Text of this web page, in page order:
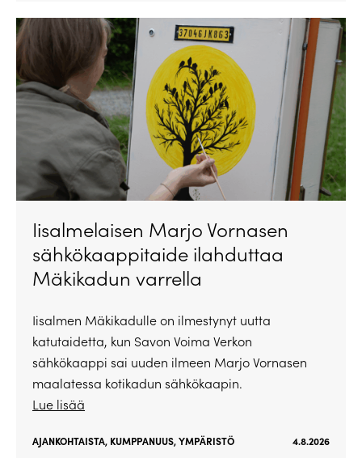
Iisalmelaisen Marjo Vornasen
sähkökaappitaide ilahduttaa
Mäkikadun varrella
Iisalmen Mäkikadulle on ilmestynyt uutta
katutaidetta, kun Savon Voima Verkon
sähkökaappi sai uuden ilmeen Marjo Vornasen
maalatessa kotikadun sähkökaapin.
Lue lisää
AJANKOHTAISTA, KUMPPANUUS,YMPÄRISTÖ 4.8.2026